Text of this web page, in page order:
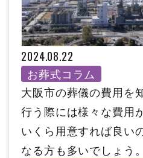
2024.08.22
お葬式コラム
大阪市の葬儀の費用を
行う際には様々な費用
いくら用意すれば良い
なる方も多いでしょう